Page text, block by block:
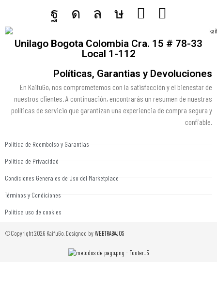
Unilago Bogota Colombia Cra. 15 # 78-33
Local 1-112
Políticas, Garantias y Devoluciones
En KaifuGo, nos comprometemos con la satisfacción y el bienestar de
nuestros clientes. A continuación, encontrarás un resumen de nuestras
políticas de servicio que garantizan una experiencia de compra segura y
confiable.
Política de Reembolso y Garantías
Política de Privacidad
Condiciones Generales de Uso del Marketplace
Términos y Condiciones
Política uso de cookies
©Copyright 2026 KaifuGo. Designed byWEBTRABAJOS